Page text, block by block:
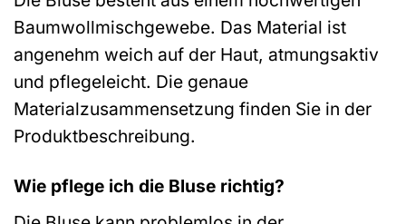
Baumwollmischgewebe. Das Material ist
angenehm weich auf der Haut, atmungsaktiv
und pflegeleicht. Die genaue
Materialzusammensetzung finden Sie in der
Produktbeschreibung.
Wie pflege ich die Bluse richtig?